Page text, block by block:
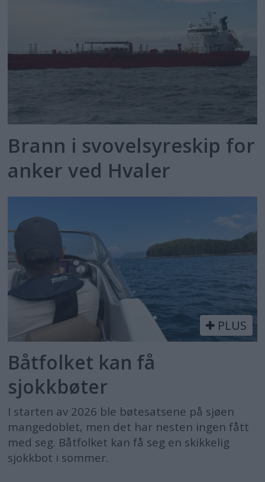
Brann i svovelsyreskip for
anker ved Hvaler
PLUS
Båtfolket kan få
sjokkbøter
I starten av 2026 ble bøtesatsene på sjøen
mangedoblet, men det har nesten ingen fått
med seg. Båtfolket kan få seg en skikkelig
sjokkbot i sommer.